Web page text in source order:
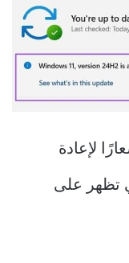
لإعادة
تظهر على